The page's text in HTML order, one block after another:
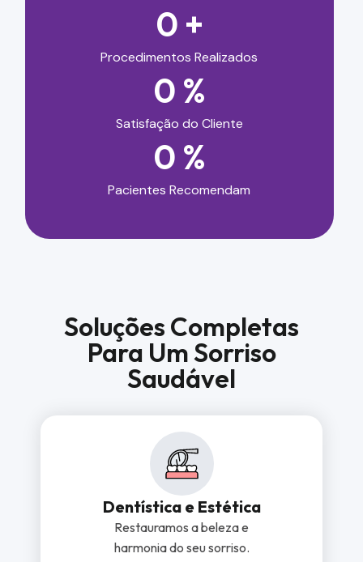
Procedimentos Realizados
0 +
Satisfação do Cliente
0 %
Pacientes Recomendam
0 %
Soluções Completas
Para Um Sorriso
Saudável
Dentística e Estética
Restauramos a beleza e
harmonia do seu sorriso.